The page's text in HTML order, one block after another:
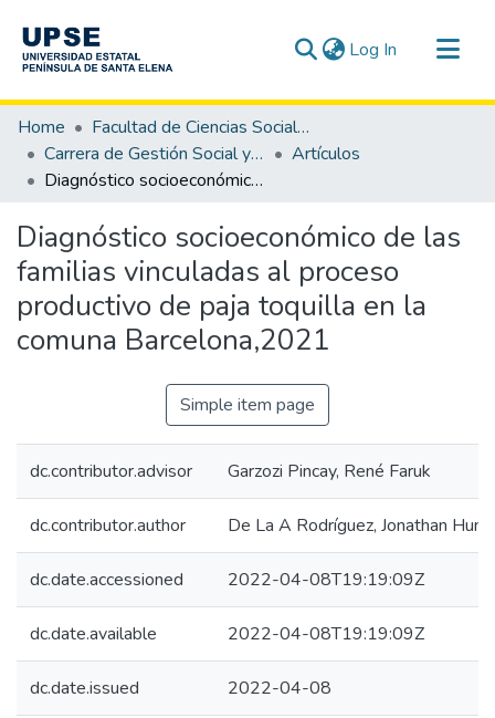
Log In (current)
Communities & Collections
All of DSpace
Statistics
Home
Facultad de Ciencias Sociales y de la Salud
Carrera de Gestión Social y Desarrollo
Artículos
Diagnóstico socioeconómico de las familias vinculadas al proceso productivo de paja toquilla en la comuna Barcelona,2021
Diagnóstico socioeconómico de las
familias vinculadas al proceso
productivo de paja toquilla en la
comuna Barcelona,2021
Simple item page
dc.contributor.advisor Garzozi Pincay, René Faruk
dc.contributor.author De La A Rodríguez, Jonathan
dc.date.accessioned 2022-04-08T19:19:09Z
dc.date.available 2022-04-08T19:19:09Z
dc.date.issued 2022-04-08